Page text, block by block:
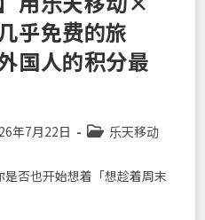
乎免费的旅
国人的积分最
年7月22日
Post乐天移动
否也开始想着「想趁着周末